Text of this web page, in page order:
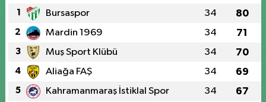
1 Bursaspor 34 80
2 Mardin 1969 34 71
3 Muş Sport Klübü 34 70
4 Aliağa FAŞ 34 69
5 Kahramanmaraş İstiklal Spor 34 67